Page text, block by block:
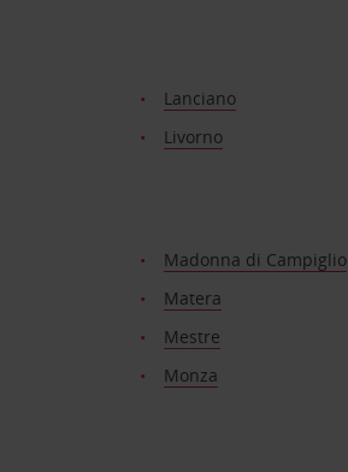
Lanciano
Livorno
Madonna di Campiglio
Matera
Mestre
Monza